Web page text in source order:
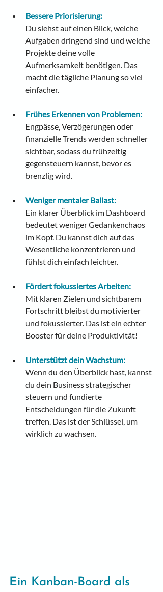
Bessere Priorisierung:
Du siehst auf einen Blick, welche
Aufgaben dringend sind und welche
Projekte deine volle
Aufmerksamkeit benötigen. Das
macht die tägliche Planung so viel
einfacher.
Frühes Erkennen von Problemen:
Engpässe, Verzögerungen oder
finanzielle Trends werden schneller
sichtbar, sodass du frühzeitig
gegensteuern kannst, bevor es
brenzlig wird.
Weniger mentaler Ballast:
Ein klarer Überblick im Dashboard
bedeutet weniger Gedankenchaos
im Kopf. Du kannst dich auf das
Wesentliche konzentrieren und
fühlst dich einfach leichter.
Fördert fokussiertes Arbeiten:
Mit klaren Zielen und sichtbarem
Fortschritt bleibst du motivierter
und fokussierter. Das ist ein echter
Booster für deine Produktivität!
Unterstützt dein Wachstum:
Wenn du den Überblick hast, kannst
du dein Business strategischer
steuern und fundierte
Entscheidungen für die Zukunft
treffen. Das ist der Schlüssel, um
wirklich zu wachsen.
Ein Kanban-Board als